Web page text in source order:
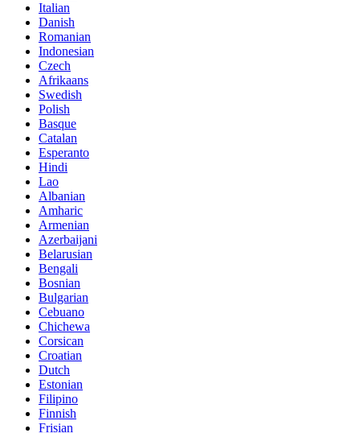
Italian
Danish
Romanian
Indonesian
Czech
Afrikaans
Swedish
Polish
Basque
Catalan
Esperanto
Hindi
Lao
Albanian
Amharic
Armenian
Azerbaijani
Belarusian
Bengali
Bosnian
Bulgarian
Cebuano
Chichewa
Corsican
Croatian
Dutch
Estonian
Filipino
Finnish
Frisian